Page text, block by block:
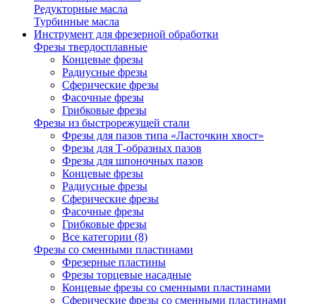
Редукторные масла
Турбинные масла
Инструмент для фрезерной обработки
Фрезы твердосплавные
Концевые фрезы
Радиусные фрезы
Сферические фрезы
Фасочные фрезы
Грибковые фрезы
Фрезы из быстрорежущей стали
Фрезы для пазов типа «Ласточкин хвост»
Фрезы для Т-образных пазов
Фрезы для шпоночных пазов
Концевые фрезы
Радиусные фрезы
Сферические фрезы
Фасочные фрезы
Грибковые фрезы
Все категории (8)
Фрезы со сменными пластинами
Фрезерные пластины
Фрезы торцевые насадные
Концевые фрезы со сменными пластинами
Сферические фрезы со сменными пластинами